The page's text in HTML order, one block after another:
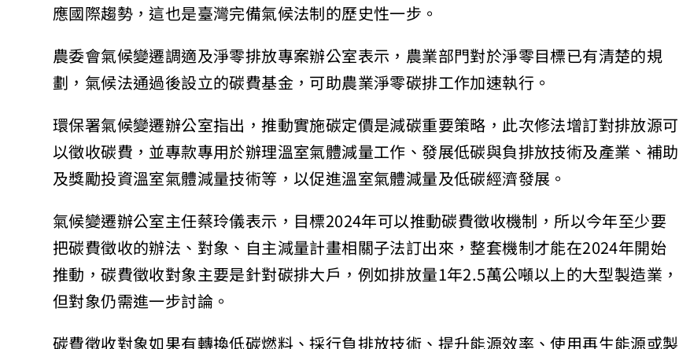
應國際趨勢，這也是臺灣完備氣候法制的歷史性一步。
農委會氣候變遷調適及淨零排放專案辦公室表示，農業部門對於淨零目標已有清楚的規
劃，氣候法通過後設立的碳費基金，可助農業淨零碳排工作加速執行。
環保署氣候變遷辦公室指出，推動實施碳定價是減碳重要策略，此次修法增訂對排放源可
以徵收碳費，並專款專用於辦理溫室氣體減量工作、發展低碳與負排放技術及產業、補助
及獎勵投資溫室氣體減量技術等，以促進溫室氣體減量及低碳經濟發展。
氣候變遷辦公室主任蔡玲儀表示，目標2024年可以推動碳費徵收機制，所以今年至少要
把碳費徵收的辦法、對象、自主減量計畫相關子法訂出來，整套機制才能在2024年開始
推動，碳費徵收對象主要是針對碳排大戶，例如排放量1年2.5萬公噸以上的大型製造業，
但對象仍需進一步討論。